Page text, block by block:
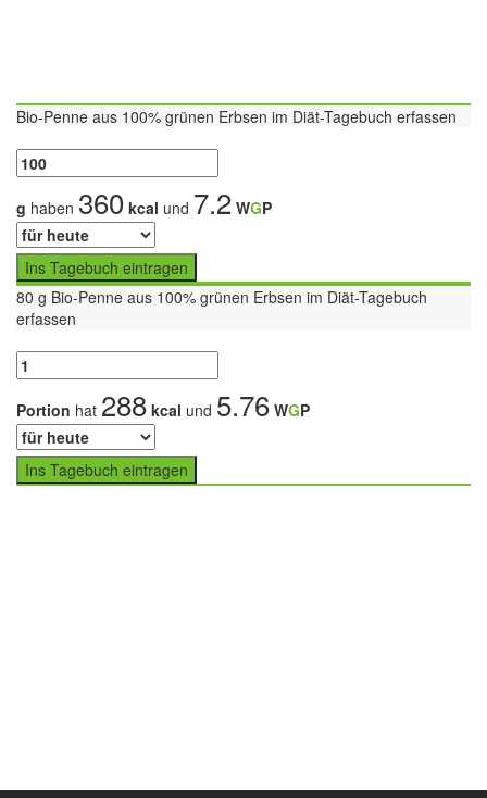
Bio-Penne aus 100% grünen Erbsen im Diät-Tagebuch erfassen
g haben 360 kcal und 7.2 WGP
Ins Tagebuch eintragen
80 g Bio-Penne aus 100% grünen Erbsen im Diät-Tagebuch
erfassen
Portion hat 288 kcal und 5.76 WGP
Ins Tagebuch eintragen